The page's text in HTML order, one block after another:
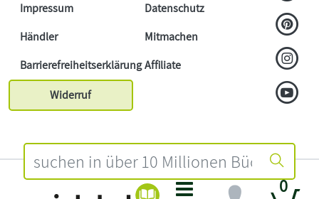
0
Impressum
Datenschutz
Händler
Mitmachen
BarrierefreiheitserklärungAffiliate
Widerruf